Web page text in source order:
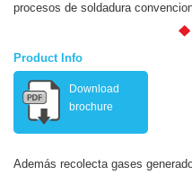
procesos de soldadura
Product Info
Download
brochure
Además recolecta gases